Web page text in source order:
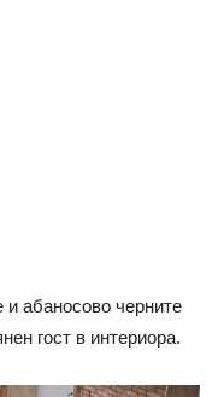
абаносово черните
гост в интериора.